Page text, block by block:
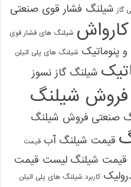
گاز شیلنگ فشار قوی صنعتی
شیلنگ های فشار قوی
پنوماتیک شیلنگ های پلی اتیلن
شیلنگ گاز نسوز
فروش شیلنگ
صنعتی فروش شیلنگ
قیمت شیلنگ آب قیمت
شیلنگ لیست قیمت
کاربرد شیلنگ های پلی اتیلن